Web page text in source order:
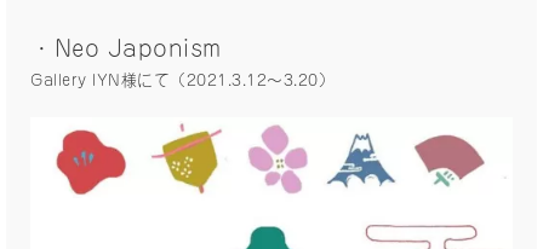
・Neo Japonism
Gallery IYN様にて（2021.3.12〜3.20）